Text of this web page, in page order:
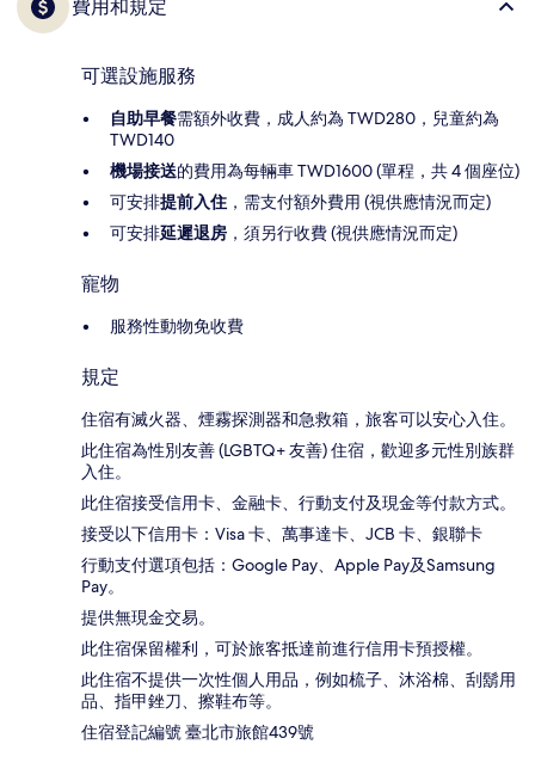
費用和規定
可選設施服務
自助早餐需額外收費，成人約為 TWD280，兒童約為
TWD140
機場接送的費用為每輛車 TWD1600 (單程，共 4 個座位)
可安排提前入住 ，需支付額外費用 (視供應情況而定)
可安排延遲退房 ，須另行收費 (視供應情況而定)
寵物
服務性動物免收費
規定
住宿有滅火器、煙霧探測器和急救箱，旅客可以安心入住。
此住宿為性別友善 (LGBTQ+ 友善) 住宿，歡迎多元性別族群
入住。
此住宿接受信用卡、金融卡、行動支付及現金等付款方式。
接受以下信用卡：Visa 卡、萬事達卡、JCB 卡、銀聯卡
行動支付選項包括：Google Pay、Apple Pay及Samsung
Pay。
提供無現金交易。
此住宿保留權利，可於旅客抵達前進行信用卡預授權。
此住宿不提供一次性個人用品，例如梳子、沐浴棉、刮鬍用
品、指甲銼刀、擦鞋布等。
住宿登記編號 臺北市旅館439號